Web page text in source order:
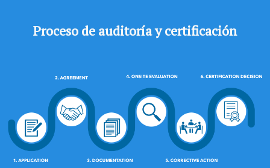
Proceso de auditoría y certificación